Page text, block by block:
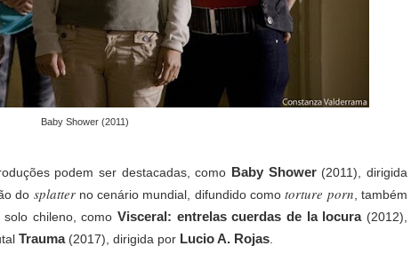
Baby Shower (2011)
podem ser destacadas, como Baby Shower(2011), dirigida
do splatterno cenário mundial, difundido comotorture porn , também
chileno, como Visceral: entrelas cuerdas de la locura(2012),
Trauma (2017), dirigida por Lucio A. Rojas